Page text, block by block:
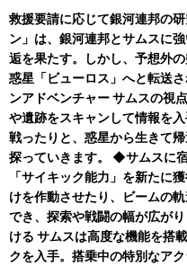
救援要請に応じて銀河連邦の
ン」は、銀河連邦とサムスに
逅を果たす。しかし、予想外
惑星「ビューロス」へと転送
ンアドベンチャー サムスの視
や遺跡をスキャンして情報を
戦ったりと、惑星から生きて
探っていきます。 ◆サムスに
「サイキック能力」を新たに
けを作動させたり、ビームの
でき、探索や戦闘の幅が広が
ける サムスは高度な機能を搭
クを入手。搭乗中の特別なア